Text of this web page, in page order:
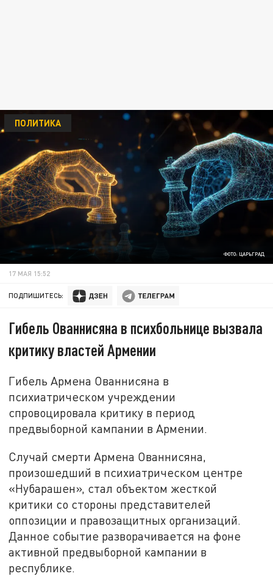
ФОТО: ЦАРЬГРАД
ПОЛИТИКА
17 МАЯ 15:52
ПОДПИШИТЕСЬ:
Гибель Ованнисяна в психбольнице вызвала
критику властей Армении
Гибель Армена Ованнисяна в
психиатрическом учреждении
спровоцировала критику в период
предвыборной кампании в Армении.
Случай смерти Армена Ованнисяна,
произошедший в психиатрическом центре
«Нубарашен», стал объектом жесткой
критики со стороны представителей
оппозиции и правозащитных организаций.
Данное событие разворачивается на фоне
активной предвыборной кампании в
республике.